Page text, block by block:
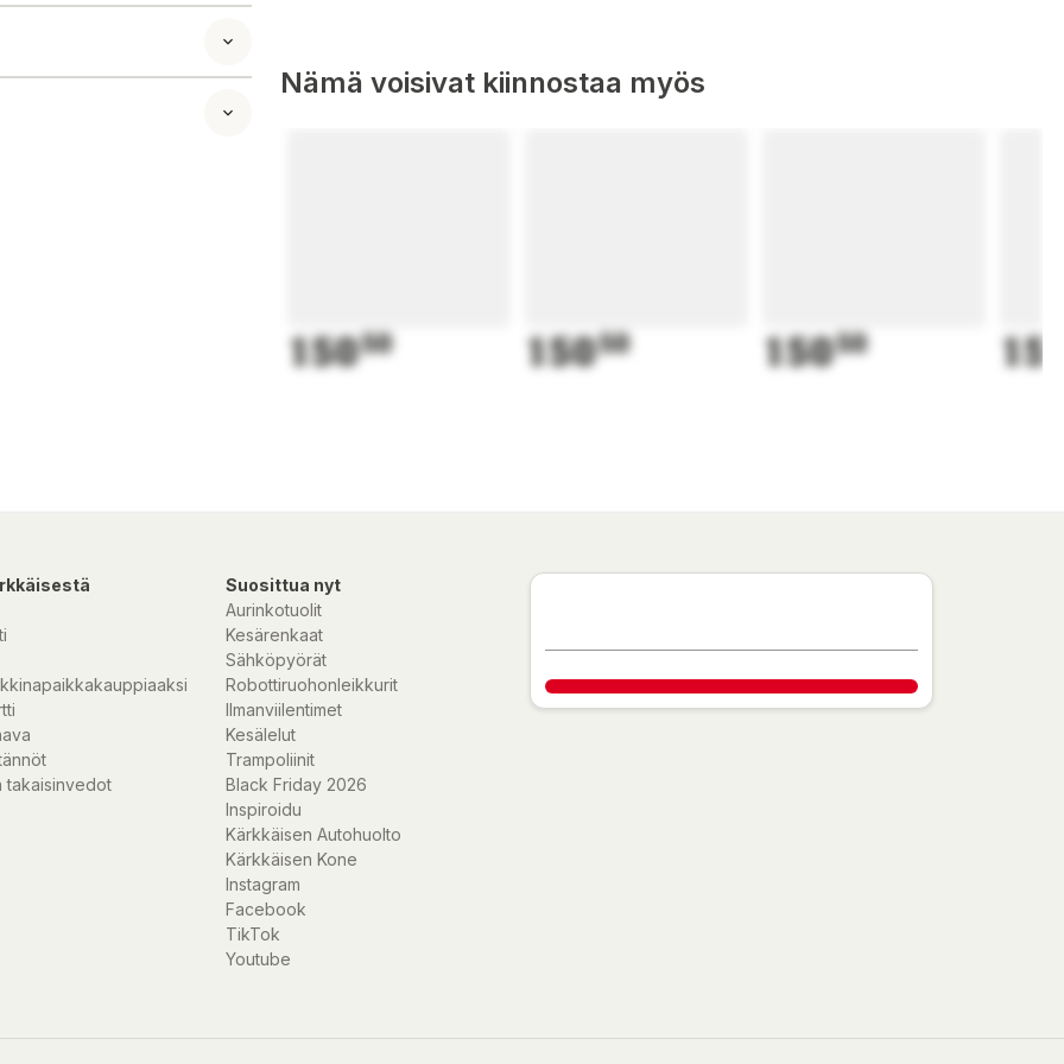
7:10! Detta
– redo att
Nämä voisivat kiinnostaa myös
15050 15050 15050
takaisinvedot
Suosittua nyt
Aurinkotuolit
Kesärenkaat
Sähköpyörät
Robottiruohonleikkurit
Ilmanviilentimet
Kesälelut
Trampoliinit
Black Friday 2026
Inspiroidu
Kärkkäisen Autohuolto
Kärkkäisen Kone
Instagram
Facebook
TikTok
Youtube